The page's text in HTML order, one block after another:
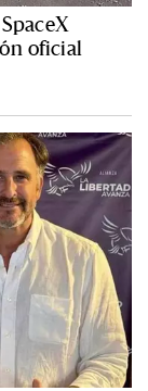
oficial